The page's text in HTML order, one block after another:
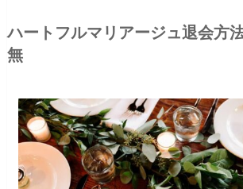
ハートフルマリアージュ退会方
無